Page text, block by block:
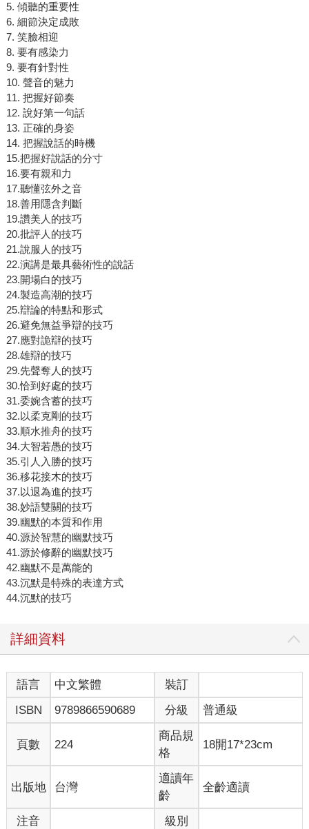
5. 傾聽的重要性
6. 細節決定成敗
7. 笑臉相迎
8. 要有感染力
9. 要有針對性
10. 聲音的魅力
11. 把握好節奏
12. 說好第一句話
13. 正確的身姿
14. 把握說話的時機
15.把握好說話的分寸
16.要有親和力
17.聽懂弦外之音
18.善用隱含判斷
19.讚美人的技巧
20.批評人的技巧
21.說服人的技巧
22.演講是最具藝術性的說話
23.開場白的技巧
24.製造高潮的技巧
25.辯論的特點和形式
26.避免無益爭辯的技巧
27.應對詭辯的技巧
28.雄辯的技巧
29.先聲奪人的技巧
30.恰到好處的技巧
31.委婉含蓄的技巧
32.以柔克剛的技巧
33.順水推舟的技巧
34.大智若愚的技巧
35.引人入勝的技巧
36.移花接木的技巧
37.以退為進的技巧
38.妙語雙關的技巧
39.幽默的本質和作用
40.源於智慧的幽默技巧
41.源於修辭的幽默技巧
42.幽默不是萬能的
43.沉默是特殊的表達方式
44.沉默的技巧
詳細資料
語言 中文繁體
裝訂
ISBN
9789866590689 分級 普通級
頁數 224
商品規
格
18開17*23cm
出版地 台灣
適讀年
齡
全齡適讀
注音 級別